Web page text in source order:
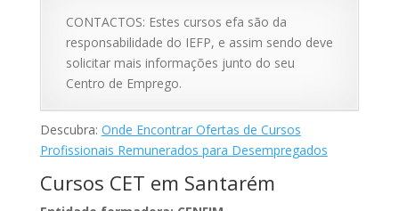
CONTACTOS: Estes cursos efa são da
responsabilidade do IEFP, e assim sendo deve
solicitar mais informações junto do seu
Centro de Emprego.
Descubra: Onde Encontrar Ofertas de Cursos
Profissionais Remunerados para Desempregados
Cursos CET em Santarém